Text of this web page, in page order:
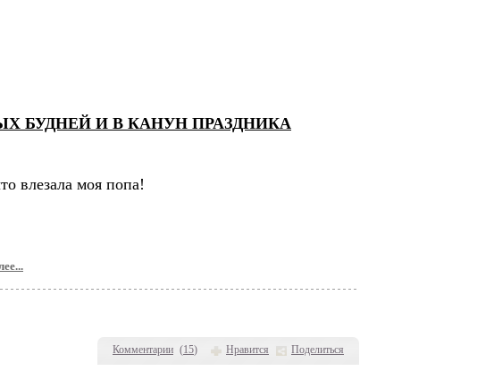
Комментарии (15) Нравится Поделиться
БУДНЕЙ И В КАНУН ПРАЗДНИКА
влезала моя попа!